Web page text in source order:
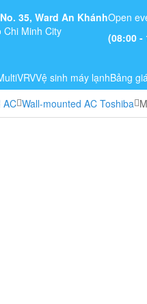
35, Ward An Khánh
Chi Minh City
Open
(08:00 -
VRVVệ sinh máy lạnhBảng
AC Wall-mounted AC Toshiba